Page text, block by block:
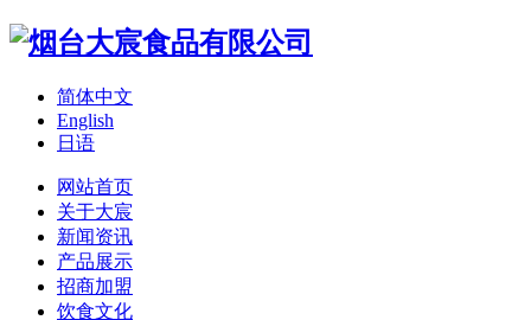
简体中文
English
日语
网站首页
关于大宸
新闻资讯
产品展示
招商加盟
饮食文化